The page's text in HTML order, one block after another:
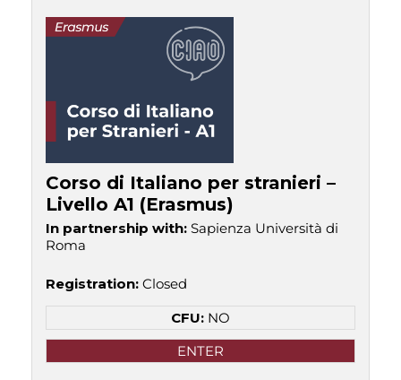
Corso di Italiano per stranieri –
Livello A1 (Erasmus)
In partnership with: Sapienza Università di
Roma
Registration: Closed
CFU: NO
ENTER